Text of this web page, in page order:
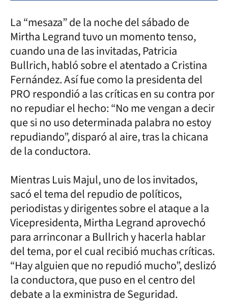
La “mesaza” de la noche del sábado de
Mirtha Legrand tuvo un momento tenso,
cuando una de las invitadas, Patricia
Bullrich, habló sobre el atentado a Cristina
Fernández. Así fue como la presidenta del
PRO respondió a las críticas en su contra por
no repudiar el hecho: “No me vengan a decir
que si no uso determinada palabra no estoy
repudiando”, disparó al aire, tras la chicana
de la conductora.
Mientras Luis Majul, uno de los invitados,
sacó el tema del repudio de políticos,
periodistas y dirigentes sobre el ataque a la
Vicepresidenta, Mirtha Legrand aprovechó
para arrinconar a Bullrich y hacerla hablar
del tema, por el cual recibió muchas críticas.
“Hay alguien que no repudió mucho”, deslizó
la conductora, que puso en el centro del
debate a la exministra de Seguridad.